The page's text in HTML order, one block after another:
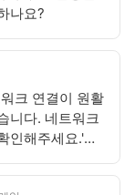
나요?
크 연결이 원활
니다. 네트워크
인해주세요.'라